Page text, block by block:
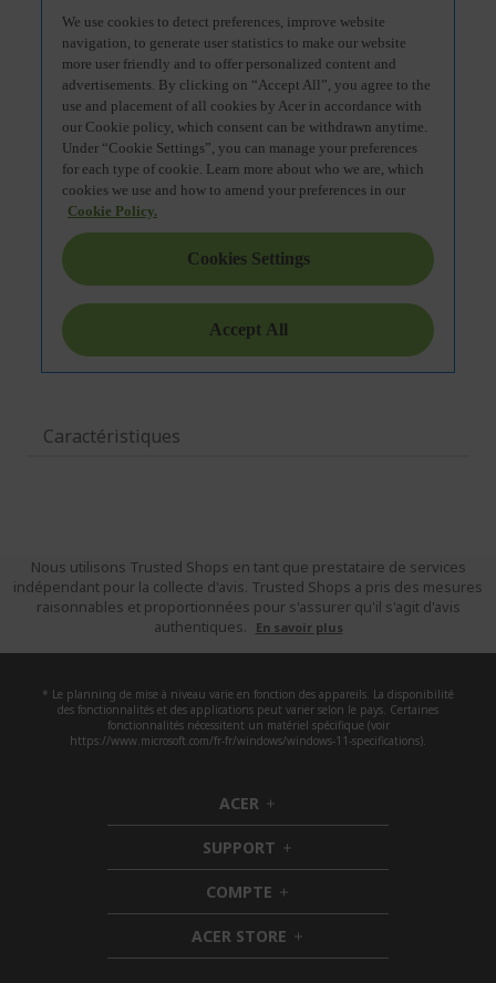
Caractéristiques
Nous utilisons Trusted Shops en tant que prestataire de services
indépendant pour la collecte d'avis. Trusted Shops a pris des mesures
raisonnables et proportionnées pour s'assurer qu'il s'agit d'avis
authentiques.
En savoir plus
* Le planning de mise à niveau varie en fonction des appareils. La disponibilité
des fonctionnalités et des applications peut varier selon le pays. Certaines
fonctionnalités nécessitent un matériel spécifique (voir
https://www.microsoft.com/fr-fr/windows/windows-11-specifications).
ACER h
i
d
d
e
n
SUPPORT h
i
d
d
e
n
COMPTE h
i
d
d
ACER STORE h
i